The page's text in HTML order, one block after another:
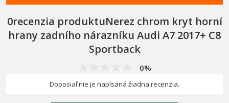
0recenzia produktuNerez chrom kryt horní
hrany zadního nárazníku Audi A7 2017+ C8
Sportback
0%
Doposiaľ nie je napísaná žiadna recenzia.